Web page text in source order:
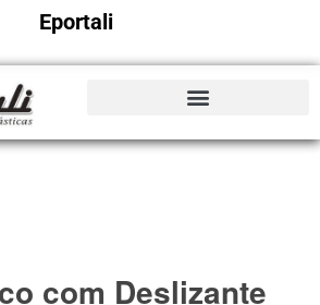
com Deslizante
Eportali